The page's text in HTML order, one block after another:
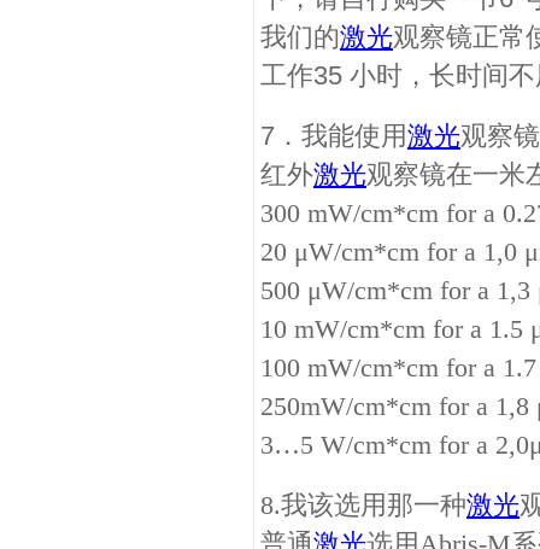
我们的激光观察镜正常
工作35 小时，长时间
7．我能使用激光观察
红外激光观察镜在一米
300 mW/cm*cm for a
20 μW/cm*cm for a 1,0
500 μW/cm*cm for a 1,3
10 mW/cm*cm for a 1.5
100 mW/cm*cm for a
250mW/cm*cm for a 1,8
3…5 W/cm*cm for a
8.我该选用那一种激光